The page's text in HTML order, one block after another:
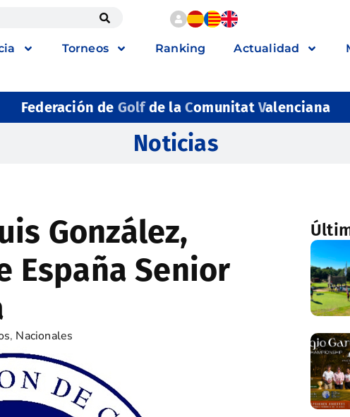
Torneos Ranking Actualidad
Federación de Golfde la ComunitatValenciana
Noticias
González,
España Senior
, Nacionales